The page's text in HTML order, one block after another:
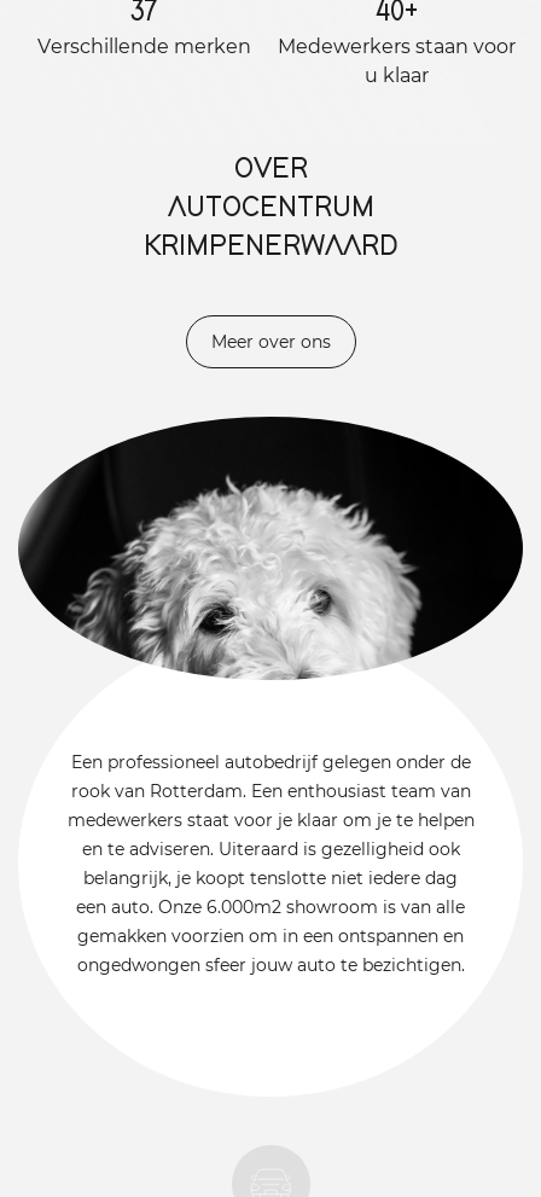
37
Verschillende merken
40+
Medewerkers staan ​​voor
u klaar
OVER
AUTOCENTRUM
KRIMPENERWAARD
Meer over ons
Een professioneel autobedrijf gelegen onder de
rook van Rotterdam. Een enthousiast team van
medewerkers staat voor je klaar om je te helpen
en te adviseren. Uiteraard is gezelligheid ook
belangrijk, je koopt tenslotte niet iedere dag
een auto. Onze 6.000m2 showroom is van alle
gemakken voorzien om in een ontspannen en
ongedwongen sfeer jouw auto te bezichtigen.